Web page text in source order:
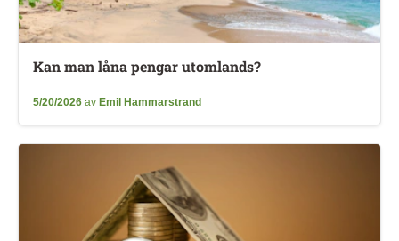
Kan man låna pengar utomlands?
5/20/2026 av Emil Hammarstrand